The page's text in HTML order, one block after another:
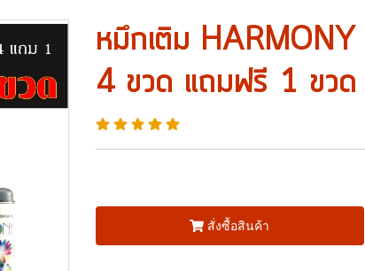
หมึกเติม
4 ขวด แถมฟรี 1 ขวด
สั่งซื้อสินค้า